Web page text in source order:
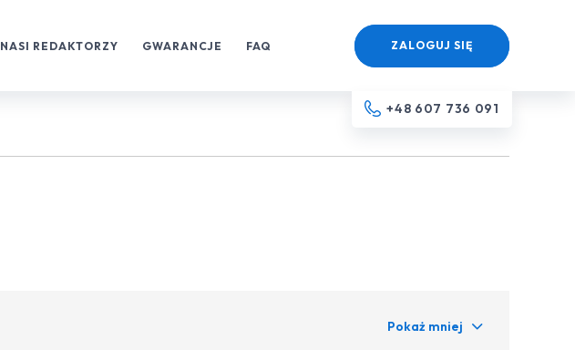
NASI REDAKTORZY GWARANCJE FAQ
+48 607 736 091
ZALOGUJ SIĘ
Pokaż mniej